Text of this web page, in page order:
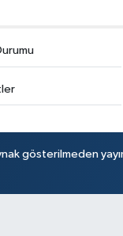
gösterilmeden